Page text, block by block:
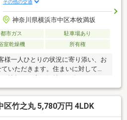
その他の交通
神奈川県横浜市中区本牧満坂
都市ガス
駐車場あり
室乾燥機 所有権
様一人ひとりの状況に寄り添い、お
いただきます。住まいに対して求
なく、お客様にあわせたオーダー
からその先の新生活も、良き伴走
す。多少難しそうなご条件でも、
プ創業38年の経験とノウハウ・情
区竹之丸 5,780万円 4LDK